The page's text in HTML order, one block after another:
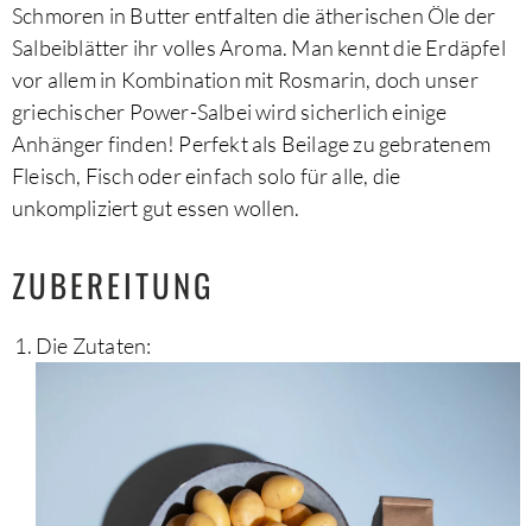
Schmoren in Butter entfalten die ätherischen Öle der
Salbeiblätter ihr volles Aroma. Man kennt die Erdäpfel
vor allem in Kombination mit Rosmarin, doch unser
griechischer Power-Salbei wird sicherlich einige
Anhänger finden! Perfekt als Beilage zu gebratenem
Fleisch, Fisch oder einfach solo für alle, die
unkompliziert gut essen wollen.
ZUBEREITUNG
Die Zutaten: